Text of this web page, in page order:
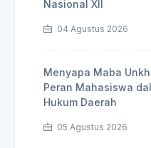
Nasional XII
04 Agustus 2026
Menyapa Maba
Peran Mahasiswa
Hukum Daerah
05 Agustus 2026